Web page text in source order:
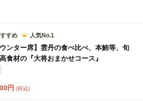
すめ 人気No.1
ウンター席】雲丹の食べ比べ、本鮪等、旬
食材の『大将おまかせコース』
円 (税込)